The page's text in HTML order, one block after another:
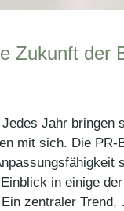
Zukunft der
Jahr
mit sich. Die
in einige
zentraler Trend,